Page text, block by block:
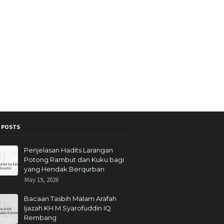
POSTS
Penjelasan Hadits Larangan
Potong Rambut dan Kuku bagi
yang Hendak Berqurban
May 19, 2026
Bacaan Tasbih Malam Arafah
Ijazah KH M Syarofuddin IQ
Rembang